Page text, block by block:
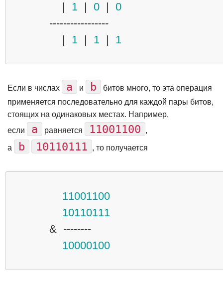
|
1 | 0 | 0
-----------------
|
1 | 1 | 1
Если в числах a и b
битов много, то эта операция
применяется последовательно для каждой пары битов,
стоящих на одинаковых местах. Например,
если
a равняется 11001100 ,
а b 10110111 , то получается
11001100
10110111
& --------
10000100